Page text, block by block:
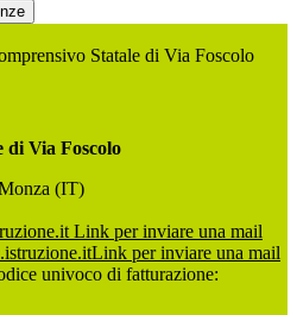
Statale di Via Foscolo
di Via Foscolo
(IT)
Link per inviare una mail
Link per inviare una mail
univoco di fatturazione: